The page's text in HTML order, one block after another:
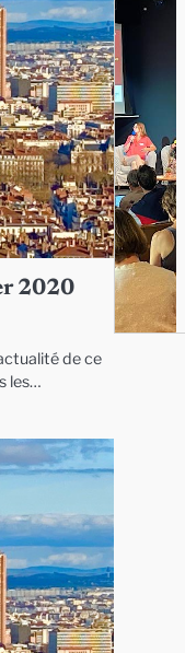
2020
de ce
les…